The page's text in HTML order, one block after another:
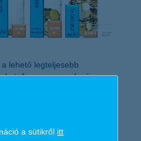
lehető legteljesebb
A magyar gazdaság
és mintegy 700
forint adó és járulék
a sütikről itt